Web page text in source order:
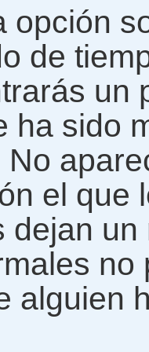
opción
de
un
ha sido
el que
dejan
alguien